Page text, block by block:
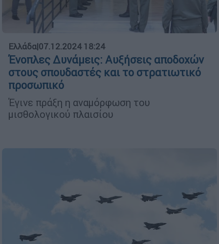
Ελλάδα|07.12.2024 18:24
Ένοπλες Δυνάμεις: Αυξήσεις αποδοχών
στους σπουδαστές και το στρατιωτικό
προσωπικό
Έγινε πράξη η αναμόρφωση του
μισθολογικού πλαισίου